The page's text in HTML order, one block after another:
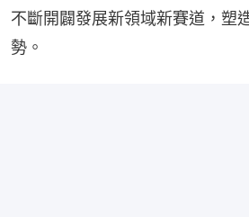
不斷開闢發展新領域新賽道，塑
勢。